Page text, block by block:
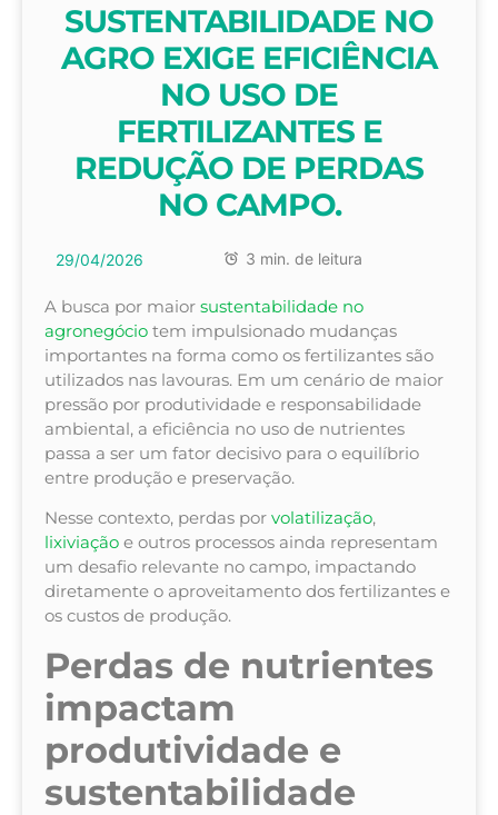
SUSTENTABILIDADE NO
AGRO EXIGE EFICIÊNCIA
NO USO DE
FERTILIZANTES E
REDUÇÃO DE PERDAS
NO CAMPO.
29/04/2026 3 min. de leitura
A busca por maior sustentabilidade no
agronegócio tem impulsionado mudanças
importantes na forma como os fertilizantes são
utilizados nas lavouras. Em um cenário de maior
pressão por produtividade e responsabilidade
ambiental, a eficiência no uso de nutrientes
passa a ser um fator decisivo para o equilíbrio
entre produção e preservação.
Nesse contexto, perdas por volatilização,
lixiviação e outros processos ainda representam
um desafio relevante no campo, impactando
diretamente o aproveitamento dos fertilizantes e
os custos de produção.
Perdas de nutrientes
impactam
produtividade e
sustentabilidade